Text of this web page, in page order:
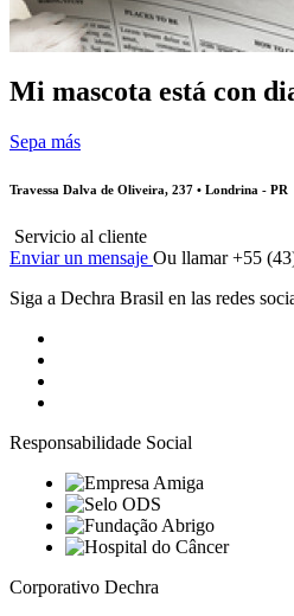
Mi mascota está con
Sepa más
Travessa Dalva de Oliveira, 237 • Londrina - PR
Servicio al cliente
Enviar un mensaje Ou llamar +55
Siga a Dechra Brasil en las redes
Responsabilidade Social
Corporativo Dechra